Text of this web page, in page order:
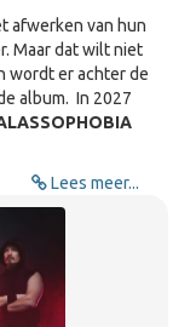
afwerken van hun
Maar dat wilt niet
wordt er achter de
album. In 2027
Lees meer...